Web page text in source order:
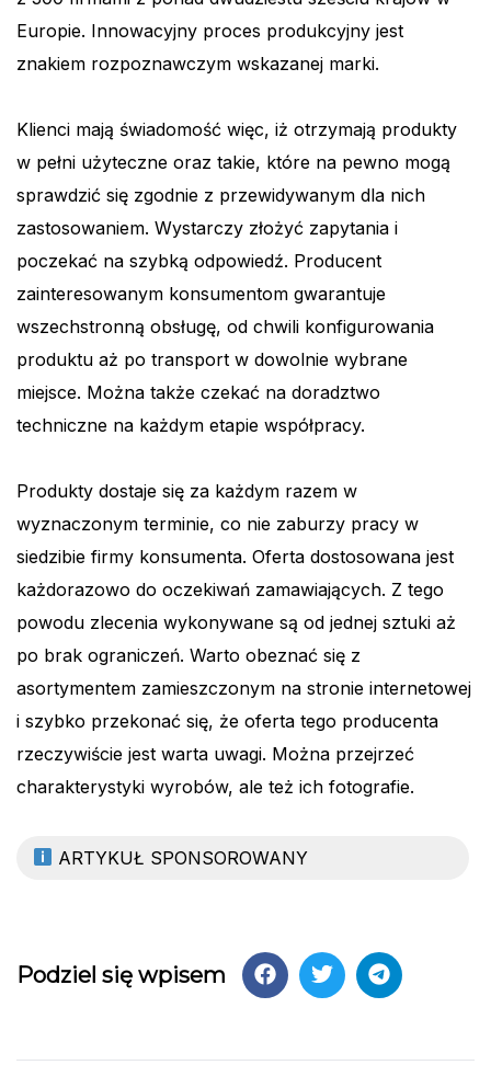
Europie. Innowacyjny proces produkcyjny jest
znakiem rozpoznawczym wskazanej marki.
Klienci mają świadomość więc, iż otrzymają produkty
w pełni użyteczne oraz takie, które na pewno mogą
sprawdzić się zgodnie z przewidywanym dla nich
zastosowaniem. Wystarczy złożyć zapytania i
poczekać na szybką odpowiedź. Producent
zainteresowanym konsumentom gwarantuje
wszechstronną obsługę, od chwili konfigurowania
produktu aż po transport w dowolnie wybrane
miejsce. Można także czekać na doradztwo
techniczne na każdym etapie współpracy.
Produkty dostaje się za każdym razem w
wyznaczonym terminie, co nie zaburzy pracy w
siedzibie firmy konsumenta. Oferta dostosowana jest
każdorazowo do oczekiwań zamawiających. Z tego
powodu zlecenia wykonywane są od jednej sztuki aż
po brak ograniczeń. Warto obeznać się z
asortymentem zamieszczonym na stronie internetowej
i szybko przekonać się, że oferta tego producenta
rzeczywiście jest warta uwagi. Można przejrzeć
charakterystyki wyrobów, ale też ich fotografie.
ARTYKUŁ SPONSOROWANY
Podziel się wpisem